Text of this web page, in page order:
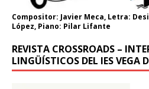
Compositor: Javier Meca, Letra:
López, Piano: Pilar Lifante
REVISTA CROSSROADS –
LINGÜÍSTICOS DEL IES VEGA